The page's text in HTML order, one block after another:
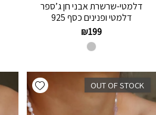
דלמטי-שרשרת אבני חן ג’ספר
דלמטי ופנינים כסף 925
₪199
Add wishlist OUT OF STOCK